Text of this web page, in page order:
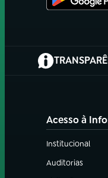
(abre em
Acesso à
Institucional
(abre em nova
Auditorias
(abre em nova